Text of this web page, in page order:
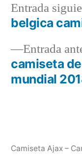
de
entradas
Entrada
camiseta
mundial
Entrada
belgica
Camiseta Ajax –